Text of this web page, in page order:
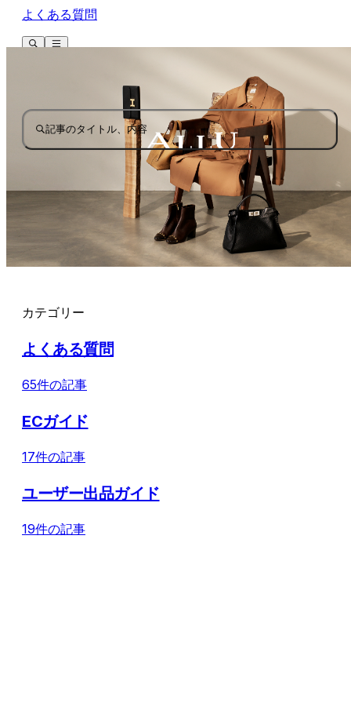
よくある質問
記事のタイトル、内容
カテゴリー
よくある質問
65件の記事
ECガイド
17件の記事
ユーザー出品ガイド
19件の記事